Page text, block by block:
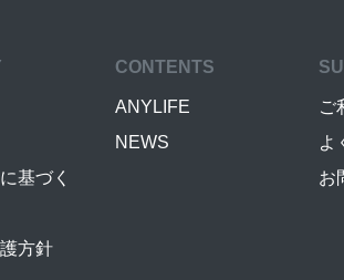
基づく
方針
CONTENTS
ANYLIFE
NEWS
ご
よ
お